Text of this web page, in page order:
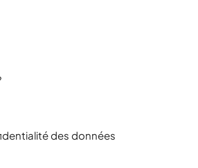
des données